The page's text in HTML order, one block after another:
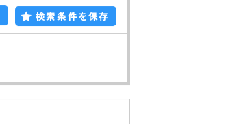
検索条件を保存